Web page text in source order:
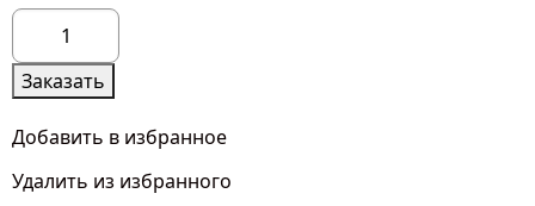
Количество
товара
Шоколад
"Ritter
Sport"
Мусс
Заказать
Добавить в избранное
Удалить из избранного